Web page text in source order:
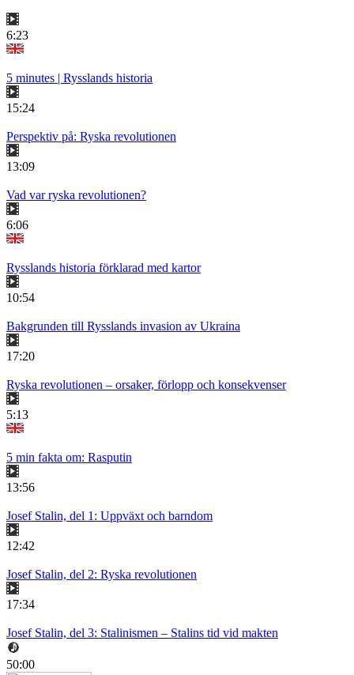
6:23
5 minutes | Rysslands historia
15:24
Perspektiv på: Ryska revolutionen
13:09
Vad var ryska revolutionen?
6:06
Rysslands historia förklarad med kartor
10:54
Bakgrunden till Rysslands invasion av Ukraina
17:20
Ryska revolutionen – orsaker, förlopp och konsekvenser
5:13
5 min fakta om: Rasputin
13:56
Josef Stalin, del 1: Uppväxt och barndom
12:42
Josef Stalin, del 2: Ryska revolutionen
17:34
Josef Stalin, del 3: Stalinismen – Stalins tid vid makten
50:00